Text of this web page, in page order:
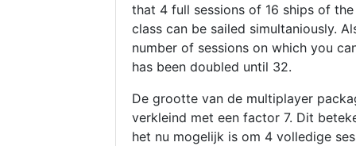
that 4 full sessions of 16 ships of
class can be sailed simultaniously.
number of sessions on which you
has been doubled until 32.
De grootte van de multiplayer
verkleind met een factor 7. Dit
het nu mogelijk is om 4 volledige